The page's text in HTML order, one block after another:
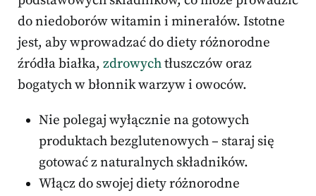
do niedoborów witamin i minerałów. Istotne
jest, aby wprowadzać do diety różnorodne
źródła białka, zdrowychtłuszczów oraz
bogatych w błonnik warzyw i owoców.
Nie polegaj wyłącznie na gotowych
produktach bezglutenowych – staraj się
gotować z naturalnych składników.
Włącz do swojej diety różnorodne